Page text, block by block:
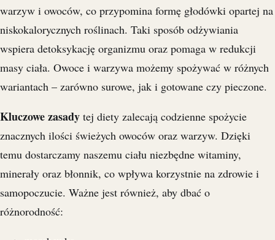
warzyw i owoców, co przypomina formę głodówki opartej na
niskokalorycznych roślinach. Taki sposób odżywiania
wspiera detoksykację organizmu oraz pomaga w redukcji
masy ciała. Owoce i warzywa możemy spożywać w różnych
wariantach – zarówno surowe, jak i gotowane czy pieczone.
Kluczowe zasady tej diety zalecają codzienne spożycie
znacznych ilości świeżych owoców oraz warzyw. Dzięki
temu dostarczamy naszemu ciału niezbędne witaminy,
minerały oraz błonnik, co wpływa korzystnie na zdrowie i
samopoczucie. Ważne jest również, aby dbać o
różnorodność: